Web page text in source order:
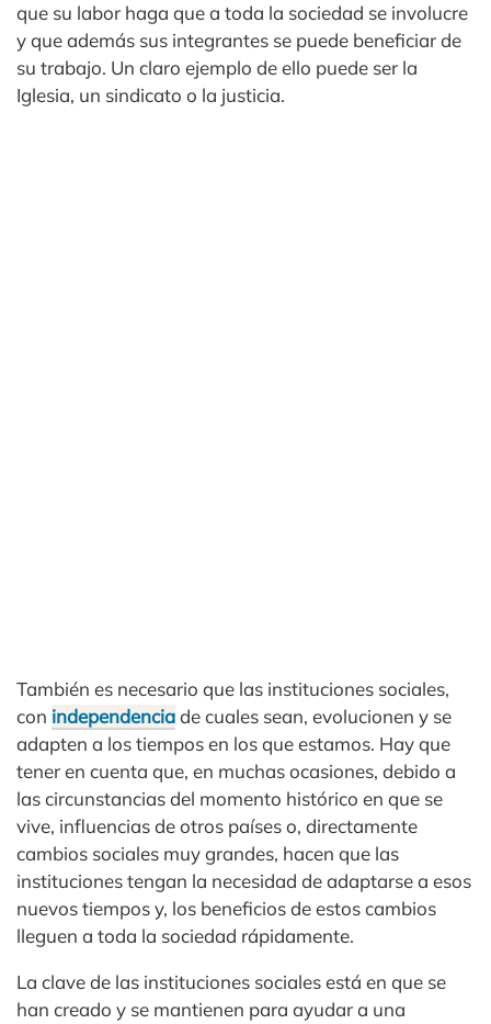
que su labor haga que a toda la sociedad se involucre
y que además sus integrantes se puede beneficiar de
su trabajo. Un claro ejemplo de ello puede ser la
Iglesia, un sindicato o la justicia.
También es necesario que las instituciones sociales,
con independenciade cuales sean, evolucionen y se
adapten a los tiempos en los que estamos. Hay que
tener en cuenta que, en muchas ocasiones, debido a
las circunstancias del momento histórico en que se
vive, influencias de otros países o, directamente
cambios sociales muy grandes, hacen que las
instituciones tengan la necesidad de adaptarse a esos
nuevos tiempos y, los beneficios de estos cambios
lleguen a toda la sociedad rápidamente.
La clave de las instituciones sociales está en que se
han creado y se mantienen para ayudar a una